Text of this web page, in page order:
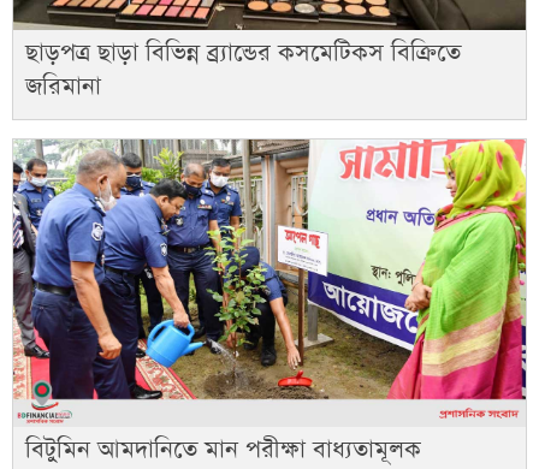
ছাড়পত্র ছাড়া বিভিন্ন ব্র্যান্ডের কসমেটিকস বিক্রিতে
জরিমানা
বিটুমিন আমদানিতে মান পরীক্ষা বাধ্যতামূলক